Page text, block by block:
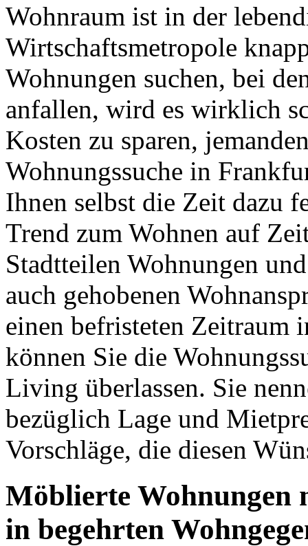
Wohnraum ist in der
Wirtschaftsmetropole
Wohnungen suchen, bei
anfallen, wird es wirklich
Kosten zu sparen,
Wohnungssuche in
Ihnen selbst die Zeit dazu
Trend zum Wohnen auf
Stadtteilen Wohnungen
auch gehobenen
einen befristeten Zeitraum
können Sie die
Living überlassen. Sie
bezüglich Lage und
Vorschläge, die diesen
Möblierte Wohnungen
in begehrten